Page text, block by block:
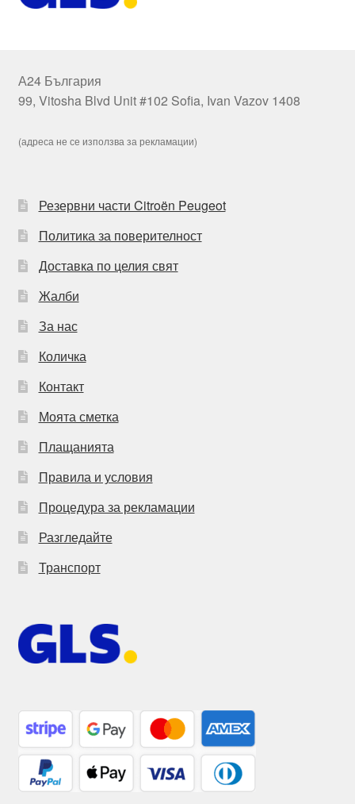
А24 България
99, Vitosha Blvd Unit #102 Sofia, Ivan Vazov 1408
(адреса не се използва за рекламации)
Резервни части Citroën Peugeot
Политика за поверителност
Доставка по целия свят
Жалби
За нас
Количка
Контакт
Моята сметка
Плащанията
Правила и условия
Процедура за рекламации
Разгледайте
Транспорт